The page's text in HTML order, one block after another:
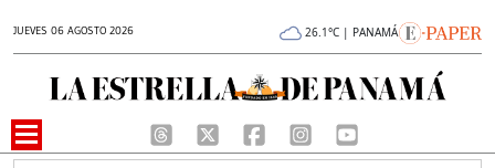
JUEVES 06 AGOSTO 2026 26.1°C | PANAMÁ